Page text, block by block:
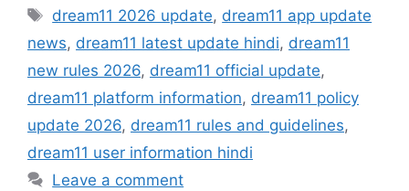
Tags
dream11 2026 update, dream11 app update
news, dream11 latest update hindi, dream11
new rules 2026, dream11 official update,
dream11 platform information, dream11 policy
update 2026, dream11 rules and guidelines,
dream11 user information hindi
Leave a comment